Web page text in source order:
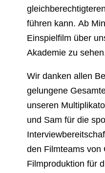
führen kann. Ab
Einspielfilm über
Akademie zu
Wir danken allen
gelungene
unseren
und Sam für die
den Filmteams von
Filmproduktion für